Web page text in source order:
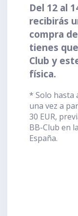
Del 12 al
recibirás
compra
tienes
Club y
física.
* Solo hasta
una vez a
30 EUR,
BB-Club en
España.